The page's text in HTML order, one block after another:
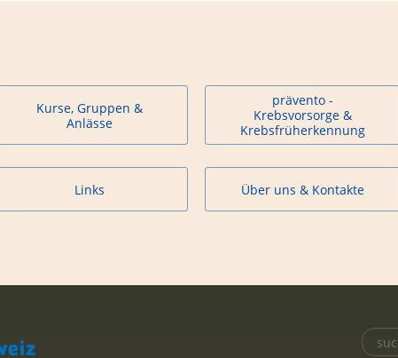
Kurse, Gruppen &
Anlässe
prävento -
Krebsvorsorge &
Krebsfrüherkennung
Links Über uns & Kontakte